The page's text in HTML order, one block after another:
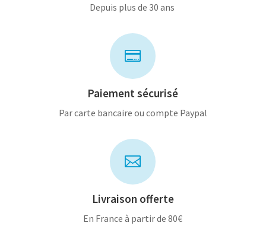
Depuis plus de 30 ans

Paiement sécurisé
Par carte bancaire ou compte Paypal

Livraison offerte
En France à partir de 80€